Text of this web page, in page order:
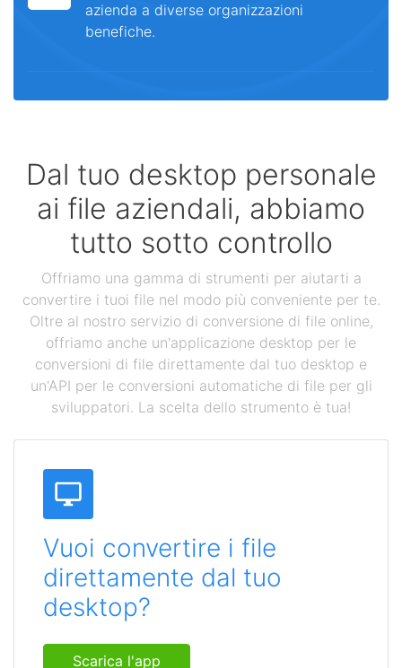
azienda a diverse organizzazioni
benefiche.
Dal tuo desktop personale
ai file aziendali, abbiamo
tutto sotto controllo
Offriamo una gamma di strumenti per aiutarti a
convertire i tuoi file nel modo più conveniente per te.
Oltre al nostro servizio di conversione di file online,
offriamo anche un'applicazione desktop per le
conversioni di file direttamente dal tuo desktop e
un'API per le conversioni automatiche di file per gli
sviluppatori. La scelta dello strumento è tua!
Vuoi convertire i file
direttamente dal tuo
desktop?
Scarica l'app